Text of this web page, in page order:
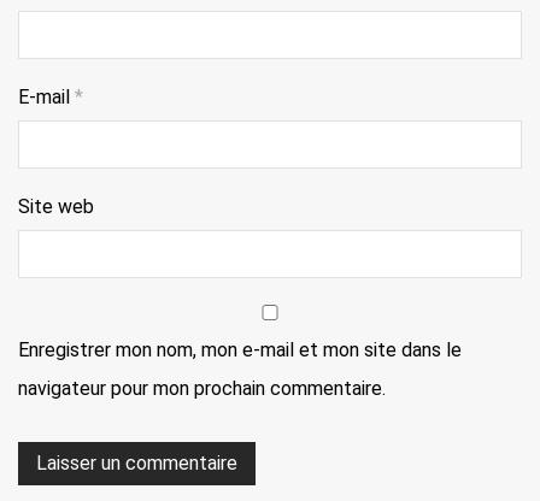
E-mail *
Site web
Enregistrer mon nom, mon e-mail et mon site dans le
navigateur pour mon prochain commentaire.